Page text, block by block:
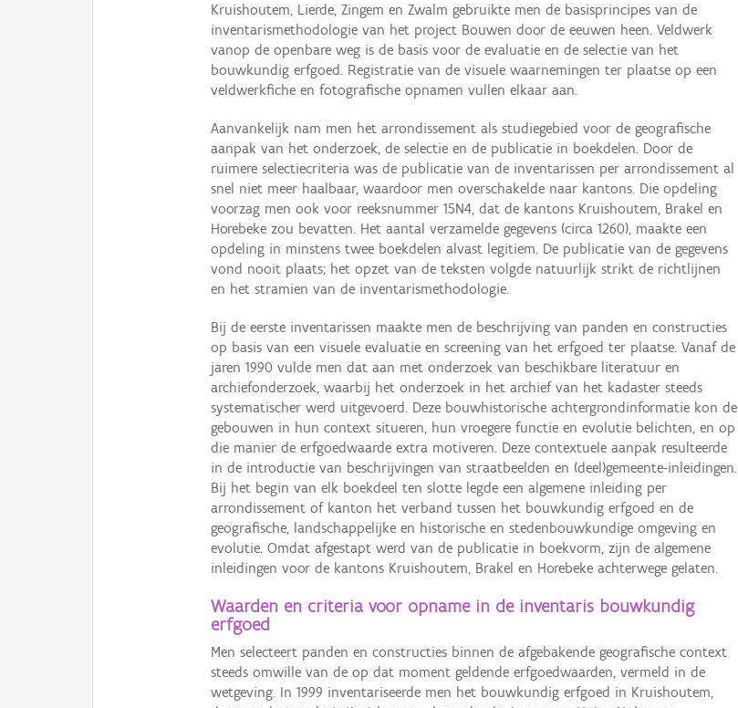
Kruishoutem, Lierde, Zingem en Zwalm gebruikte men de basisprincipes van de
inventarismethodologie van het project Bouwen door de eeuwen heen. Veldwerk
vanop de openbare weg is de basis voor de evaluatie en de selectie van het
bouwkundig erfgoed. Registratie van de visuele waarnemingen ter plaatse op een
veldwerkfiche en fotografische opnamen vullen elkaar aan.
Aanvankelijk nam men het arrondissement als studiegebied voor de geografische
aanpak van het onderzoek, de selectie en de publicatie in boekdelen. Door de
ruimere selectiecriteria was de publicatie van de inventarissen per arrondissement al
snel niet meer haalbaar, waardoor men overschakelde naar kantons. Die opdeling
voorzag men ook voor reeksnummer 15N4, dat de kantons Kruishoutem, Brakel en
Horebeke zou bevatten. Het aantal verzamelde gegevens (circa 1260), maakte een
opdeling in minstens twee boekdelen alvast legitiem. De publicatie van de gegevens
vond nooit plaats; het opzet van de teksten volgde natuurlijk strikt de richtlijnen
en het stramien van de inventarismethodologie.
Bij de eerste inventarissen maakte men de beschrijving van panden en constructies
op basis van een visuele evaluatie en screening van het erfgoed ter plaatse. Vanaf de
jaren 1990 vulde men dat aan met onderzoek van beschikbare literatuur en
archiefonderzoek, waarbij het onderzoek in het archief van het kadaster steeds
systematischer werd uitgevoerd. Deze bouwhistorische achtergrondinformatie kon de
gebouwen in hun context situeren, hun vroegere functie en evolutie belichten, en op
die manier de erfgoedwaarde extra motiveren. Deze contextuele aanpak resulteerde
in de introductie van beschrijvingen van straatbeelden en (deel)gemeente-inleidingen.
Bij het begin van elk boekdeel ten slotte legde een algemene inleiding per
arrondissement of kanton het verband tussen het bouwkundig erfgoed en de
geografische, landschappelijke en historische en stedenbouwkundige omgeving en
evolutie. Omdat afgestapt werd van de publicatie in boekvorm, zijn de algemene
inleidingen voor de kantons Kruishoutem, Brakel en Horebeke achterwege gelaten.
Waarden en criteria voor opname in de inventaris bouwkundig
erfgoed
Men selecteert panden en constructies binnen de afgebakende geografische context
steeds omwille van de op dat moment geldende erfgoedwaarden, vermeld in de
wetgeving. In 1999 inventariseerde men het bouwkundig erfgoed in Kruishoutem,